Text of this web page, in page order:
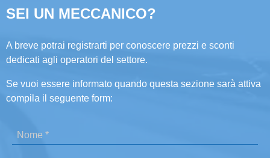
SEI UN MECCANICO?
A breve potrai registrarti per conoscere prezzi e sconti
dedicati agli operatori del settore.
Se vuoi essere informato quando questa sezione sarà attiva
compila il seguente form: